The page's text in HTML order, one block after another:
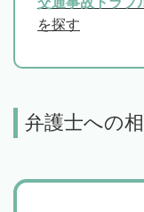
を探す
弁護士への